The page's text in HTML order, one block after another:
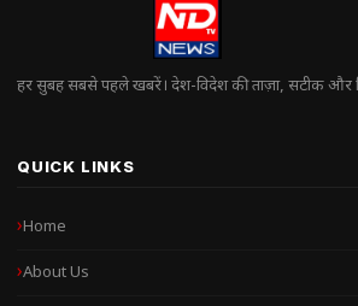
हर सुबह सबसे पहले खबरें। देश-विदेश की ताज़ा, सटीक और
QUICK LINKS
Home
About Us